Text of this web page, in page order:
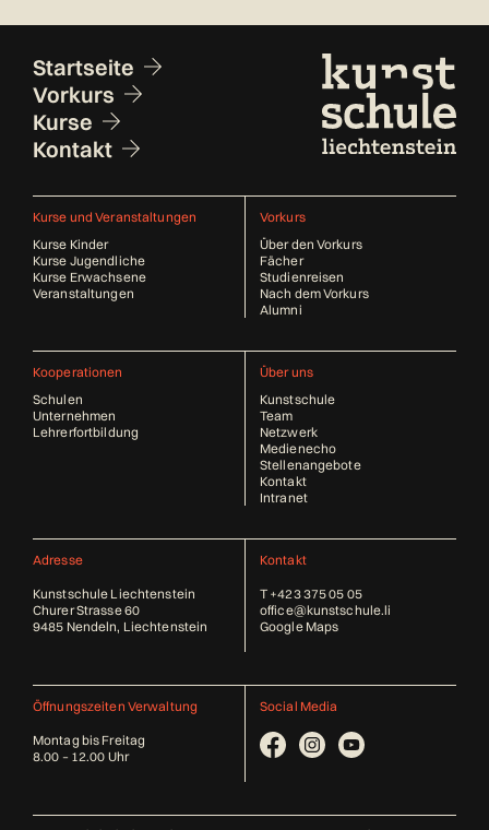
Fusszeile
Startseite
Vorkurs
Kurse
Kontakt
Kurse und Veranstaltungen
Kurse Kinder
Kurse Jugendliche
Kurse Erwachsene
Veranstaltungen
Vorkurs
Über den Vorkurs
Fächer
Studienreisen
Nach dem Vorkurs
Alumni
Kooperationen
Schulen
Unternehmen
Lehrerfortbildung
Über uns
Kunstschule
Team
Netzwerk
Medienecho
Stellenangebote
Kontakt
Intranet
Adresse
Kunstschule Liechtenstein
Churer Strasse 60
9485 Nendeln, Liechtenstein
Kontakt
T +423 375 05 05
office@kunstschule.li
Google Maps
Öffnungszeiten Verwaltung
Montag bis Freitag
8.00 – 12.00 Uhr
Social Media